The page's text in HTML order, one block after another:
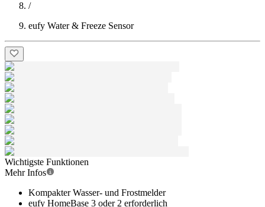
/
eufy Water & Freeze Sensor
Wichtigste Funktionen
Mehr Infos
Kompakter Wasser- und Frostmelder
eufy HomeBase 3 oder 2 erforderlich